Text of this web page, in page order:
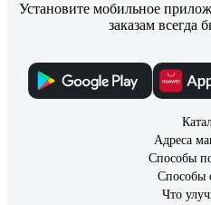
Установите мобильное
заказам всегда
Адреса
Способы
Способы
Что